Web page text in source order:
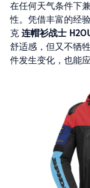
在任何天气条件下
性。凭借丰富的经
克 连帽衫战士
舒适感，但又不牺
件发生变化，也能